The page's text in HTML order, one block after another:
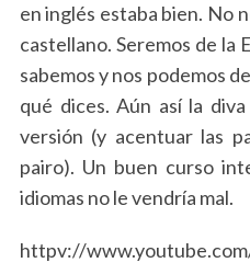
en inglés estaba bien. No
castellano. Seremos de la
sabemos y nos podemos
qué dices. Aún así la
versión (y acentuar las
pairo). Un buen curso
idiomas no le vendría mal.
httpv://
S
a